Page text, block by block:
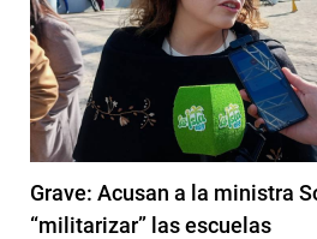
Grave: Acusan a la ministra
“militarizar” las escuelas